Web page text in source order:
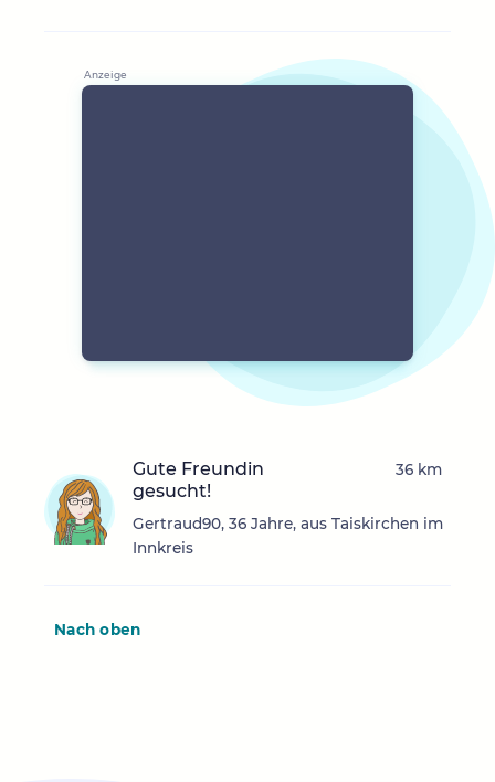
Gute Freundin
gesucht!
Gertraud90, 36 Jahre, aus Taiskirchen im
Innkreis
36 km
Nach oben